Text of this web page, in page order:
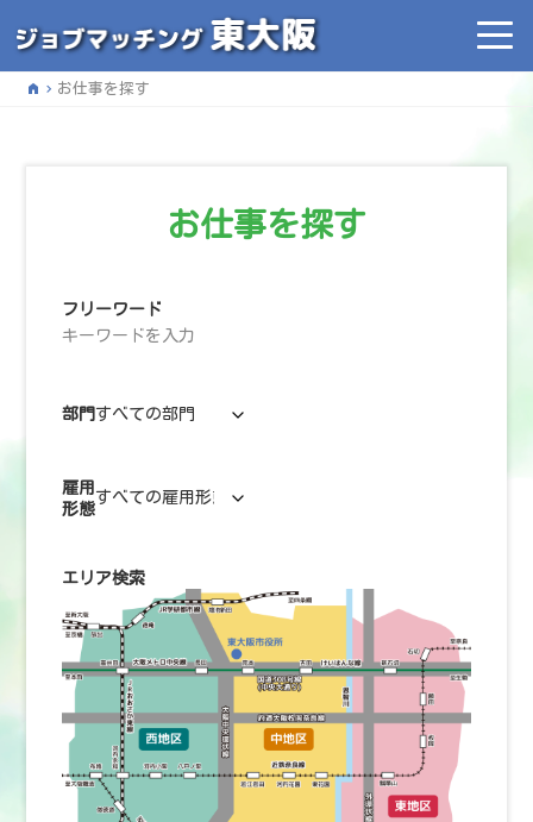
home お仕事を探す
お仕事を探す
フリーワード
部門
雇用
形態
エリア検索